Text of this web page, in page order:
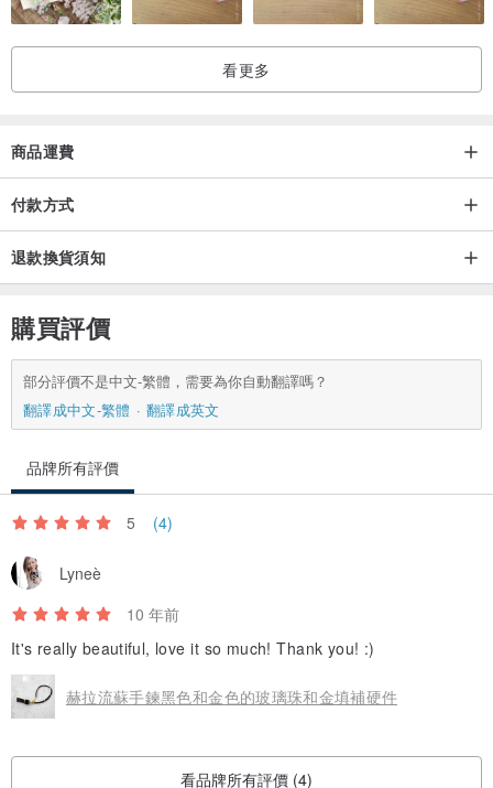
看更多
商品運費
付款方式
退款換貨須知
購買評價
部分評價不是中文-繁體，需要為你自動翻譯嗎？
翻譯成中文-繁體
翻譯成英文
品牌所有評價
5 (4)
Lyneè
10 年前
It's really beautiful, love it so much! Thank you! :)
赫拉流蘇手鍊黑色和金色的玻璃珠和金填補硬件
看品牌所有評價 (4)